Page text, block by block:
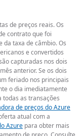
de preços reais. Os
contrato que foi
taxa de câmbio. Os
e convertidos
capturadas nos dois
anterior. Se os dois
feriado nos principais
o dia imediatamente
todas as transações
de preços do Azure
atual com a
Azure para obter mais